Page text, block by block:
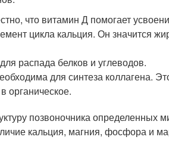
что витамин Д помогает
цикла кальция. Он значится
распада белков и углеводов.
для синтеза коллагена.
органическое.
позвоночника определенных
кальция, магния, фосфора и